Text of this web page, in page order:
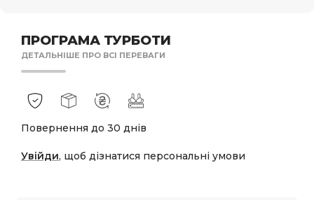
ПРОГРАМА ТУРБОТИ
ДЕТАЛЬНІШЕ ПРО ВСІ ПЕРЕВАГИ
Повернення до 30 днів
Увійди, щоб дізнатися персональні умови